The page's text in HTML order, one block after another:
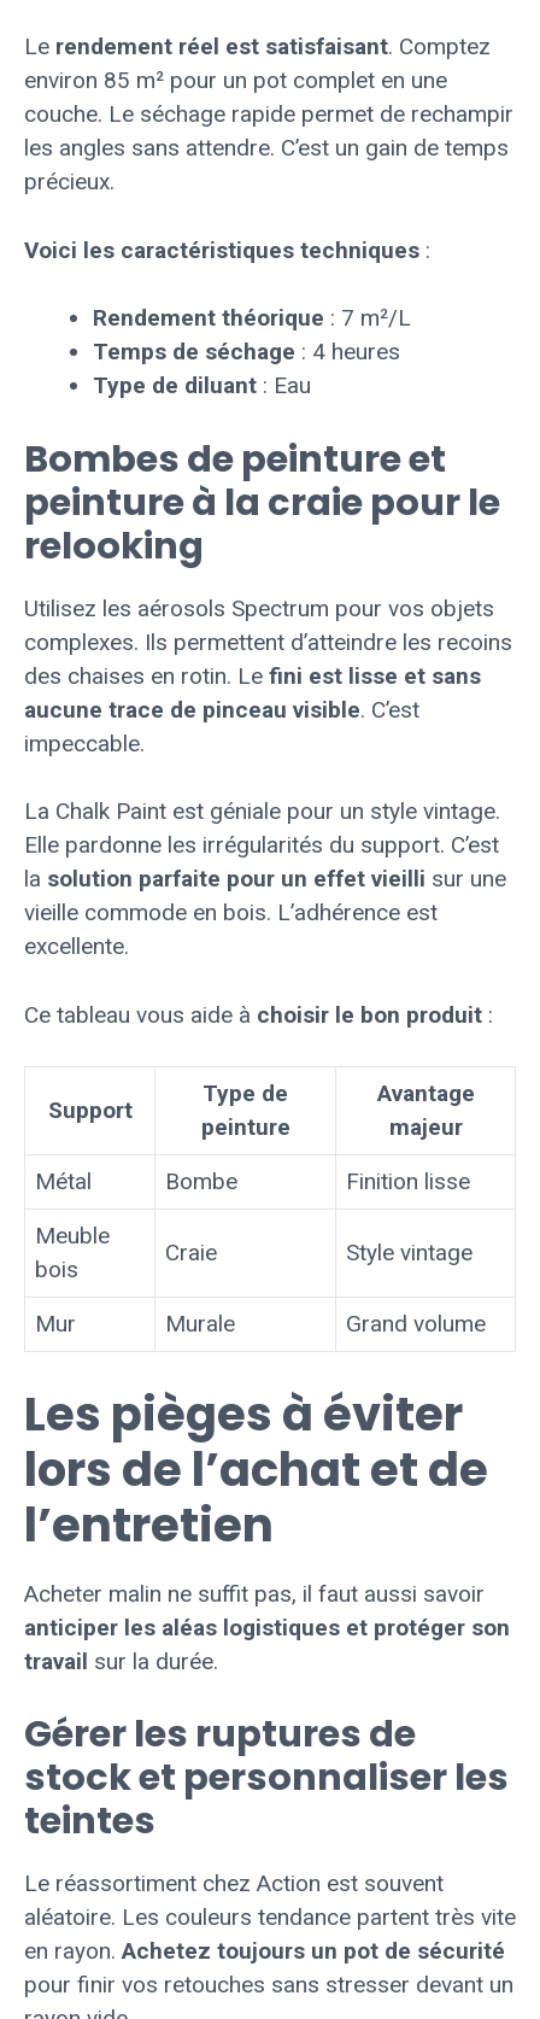
Le rendement réel est satisfaisant. Comptez
environ 85 m² pour un pot complet en une
couche. Le séchage rapide permet de rechampir
les angles sans attendre. C’est un gain de temps
précieux.
Voici les caractéristiques techniques :
Rendement théorique : 7 m²/L
Temps de séchage : 4 heures
Type de diluant : Eau
Bombes de peinture et
peinture à la craie pour le
relooking
Utilisez les aérosols Spectrum pour vos objets
complexes. Ils permettent d’atteindre les recoins
des chaises en rotin. Le fini est lisse et sans
aucune trace de pinceau visible. C’est
impeccable.
La Chalk Paint est géniale pour un style vintage.
Elle pardonne les irrégularités du support. C’est
la solution parfaite pour un effet vieilli sur une
vieille commode en bois. L’adhérence est
excellente.
Ce tableau vous aide à choisir le bon produit :
Support
Type de
peinture
Avantage
majeur
Métal
Bombe
Finition lisse
Meuble
bois
Craie Style vintage
Mur Murale Grand volume
Les pièges à éviter
lors de l’achat et de
l’entretien
Acheter malin ne suffit pas, il faut aussi savoir
anticiper les aléas logistiques et protéger son
travail sur la durée.
Gérer les ruptures de
stock et personnaliser les
teintes
Le réassortiment chez Action est souvent
aléatoire. Les couleurs tendance partent très vite
en rayon.Achetez toujours un pot de sécurité
pour finir vos retouches sans stresser devant un